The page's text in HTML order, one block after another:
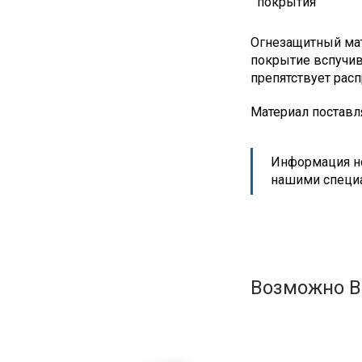
Огнезащитный
покрытие
препятствует
Материал
Информация
нашими
Возможно